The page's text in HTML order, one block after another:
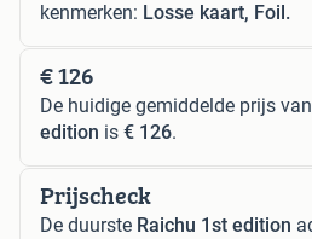
kenmerken: Losse kaart, Foil.
€ 126
De huidige gemiddelde prijs
edition is € 126.
Prijscheck
De duurste Raichu 1st edition